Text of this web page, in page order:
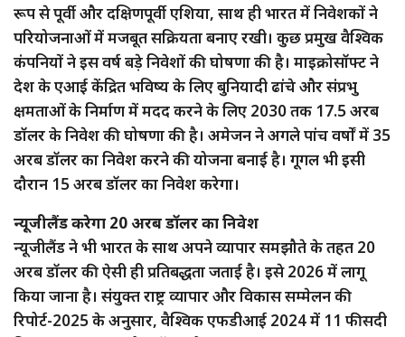
रूप से पूर्वी और दक्षिणपूर्वी एशिया, साथ ही भारत में निवेशकों ने
परियोजनाओं में मजबूत सक्रियता बनाए रखी। कुछ प्रमुख वैश्विक
कंपनियों ने इस वर्ष बड़े निवेशों की घोषणा की है। माइक्रोसॉफ्ट ने
देश के एआई केंद्रित भविष्य के लिए बुनियादी ढांचे और संप्रभु
क्षमताओं के निर्माण में मदद करने के लिए 2030 तक 17.5 अरब
डॉलर के निवेश की घोषणा की है। अमेजन ने अगले पांच वर्षों में 35
अरब डॉलर का निवेश करने की योजना बनाई है। गूगल भी इसी
दौरान 15 अरब डॉलर का निवेश करेगा।
न्यूजीलैंड करेगा 20 अरब डॉलर का निवेश
न्यूजीलैंड ने भी भारत के साथ अपने व्यापार समझौते के तहत 20
अरब डॉलर की ऐसी ही प्रतिबद्धता जताई है। इसे 2026 में लागू
किया जाना है। संयुक्त राष्ट्र व्यापार और विकास सम्मेलन की
रिपोर्ट-2025 के अनुसार, वैश्विक एफडीआई 2024 में 11 फीसदी